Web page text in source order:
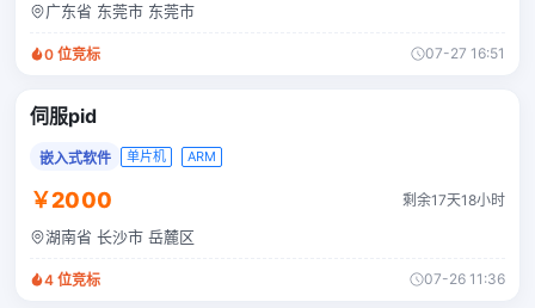
广东省 东莞市 东莞市
0 位竞标 07-27 16:51
伺服pid
嵌入式软件 单片机 ARM
￥2000 剩余17天18小时
湖南省 长沙市 岳麓区
4 位竞标 07-26 11:36